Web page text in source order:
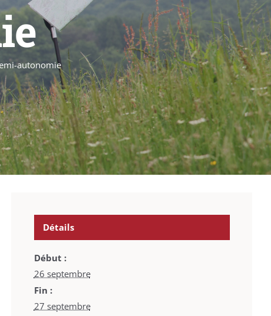
autonomie
Détails
Début :
26 septembre
Fin :
27 septembre